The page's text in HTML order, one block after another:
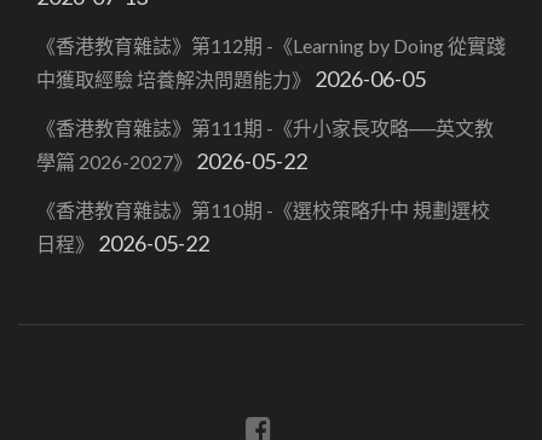
《香港教育雜誌》第112期 -《Learning by Doing 從實踐
中獲取經驗 培養解決問題能力》
2026-06-05
《香港教育雜誌》第111期 -《升小家長攻略──英文教
學篇 2026-2027》
2026-05-22
《香港教育雜誌》第110期 -《選校策略升中 規劃選校
日程》
2026-05-22